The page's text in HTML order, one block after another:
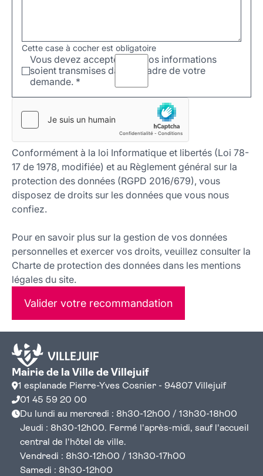
Cette case à cocher est obligatoire
Vous devez accepter que vos informations
soient transmises dans le cadre de votre
demande. *
Conformément à la loi Informatique et libertés (Loi 78-
17 de 1978, modifiée) et au Règlement général sur la
protection des données (RGPD 2016/679), vous
disposez de droits sur les données que vous nous
confiez.
Pour en savoir plus sur la gestion de vos données
personnelles et exercer vos droits, veuillez consulter la
Charte de protection des données dans les mentions
légales du site.
Valider votre recommandation
Mairie de la Ville de Villejuif
1 esplanade Pierre-Yves Cosnier - 94807 Villejuif
01 45 59 20 00
Du lundi au mercredi : 8h30-12h00 / 13h30-18h00
Jeudi : 8h30-12h00. Fermé l'après-midi, sauf l'accueil
central de l'hôtel de ville.
Vendredi : 8h30-12h00 / 13h30-17h00
Samedi : 8h30-12h00